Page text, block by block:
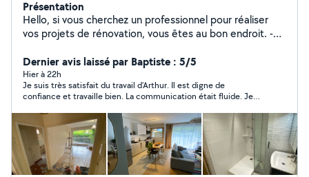
Présentation
Hello, si vous cherchez un professionnel pour réaliser
vos projets de rénovation, vous êtes au bon endroit. -
isolation - Parquet pose et rénovation - Posé Cuisine -
Dernier avis laissé par Baptiste : 5/5
Hier à 22h
Je suis très satisfait du travail d’Arthur. Il est digne de
confiance et travaille bien. La communication était fluide. Je